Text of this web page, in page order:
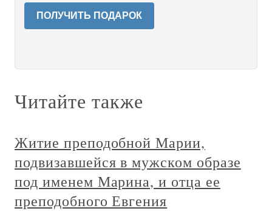
ПОЛУЧИТЬ ПОДАРОК
Читайте также
Житие преподобной Марии,
подвизавшейся в мужском образе
под именем Марина, и отца ее
преподобного Евгения